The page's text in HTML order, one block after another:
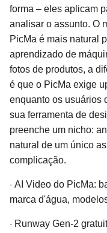
forma – eles aplicam
analisar o assunto. O
PicMa é mais natural
aprendizado de
fotos de produtos, a
é que o PicMa exige
enquanto os usuários
sua ferramenta de
preenche um nicho:
natural de um único
complicação.
· AI Video do PicMa:
marca d'água,
· Runway Gen-2